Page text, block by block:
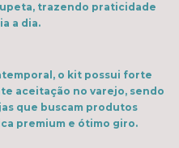
trazendo praticidade
a dia.
o kit possui forte
aceitação no varejo, sendo
que buscam produtos
premium e ótimo giro.